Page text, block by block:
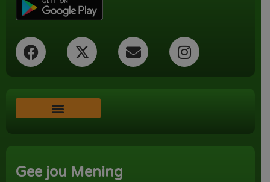
Gee jou Mening